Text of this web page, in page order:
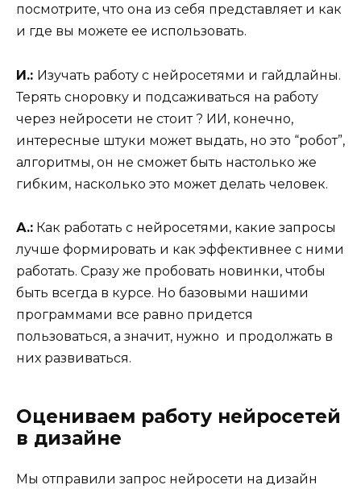
посмотрите, что она из себя представляет и как
и где вы можете ее использовать.
И.: Изучать работу с нейросетями и гайдлайны.
Терять сноровку и подсаживаться на работу
через нейросети не стоит ? ИИ, конечно,
интересные штуки может выдать, но это “робот”,
алгоритмы, он не сможет быть настолько же
гибким, насколько это может делать человек.
А.: Как работать с нейросетями, какие запросы
лучше формировать и как эффективнее с ними
работать. Сразу же пробовать новинки, чтобы
быть всегда в курсе. Но базовыми нашими
программами все равно придется
пользоваться, а значит, нужно и продолжать в
них развиваться.
Оцениваем работу нейросетей
в дизайне
Мы отправили запрос нейросети на дизайн